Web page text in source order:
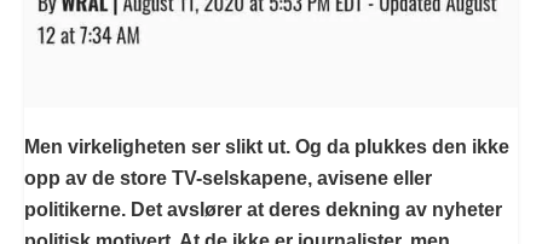
Men virkeligheten ser slikt ut. Og da plukkes den ikke
opp av de store TV-selskapene, avisene eller
politikerne. Det avslører at deres dekning av nyheter